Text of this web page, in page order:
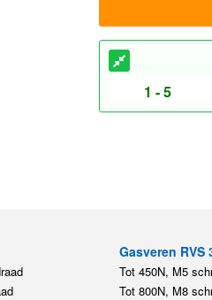
1 - 5
Gasveren RVS
Tot 450N, M5
Tot 800N, M8